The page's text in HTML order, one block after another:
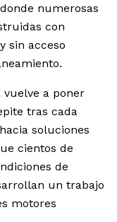
numerosas
con
sin acceso
vuelve a poner
tras cada
soluciones
cientos de
de
un trabajo
motores